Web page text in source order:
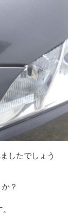
したでしょう
？